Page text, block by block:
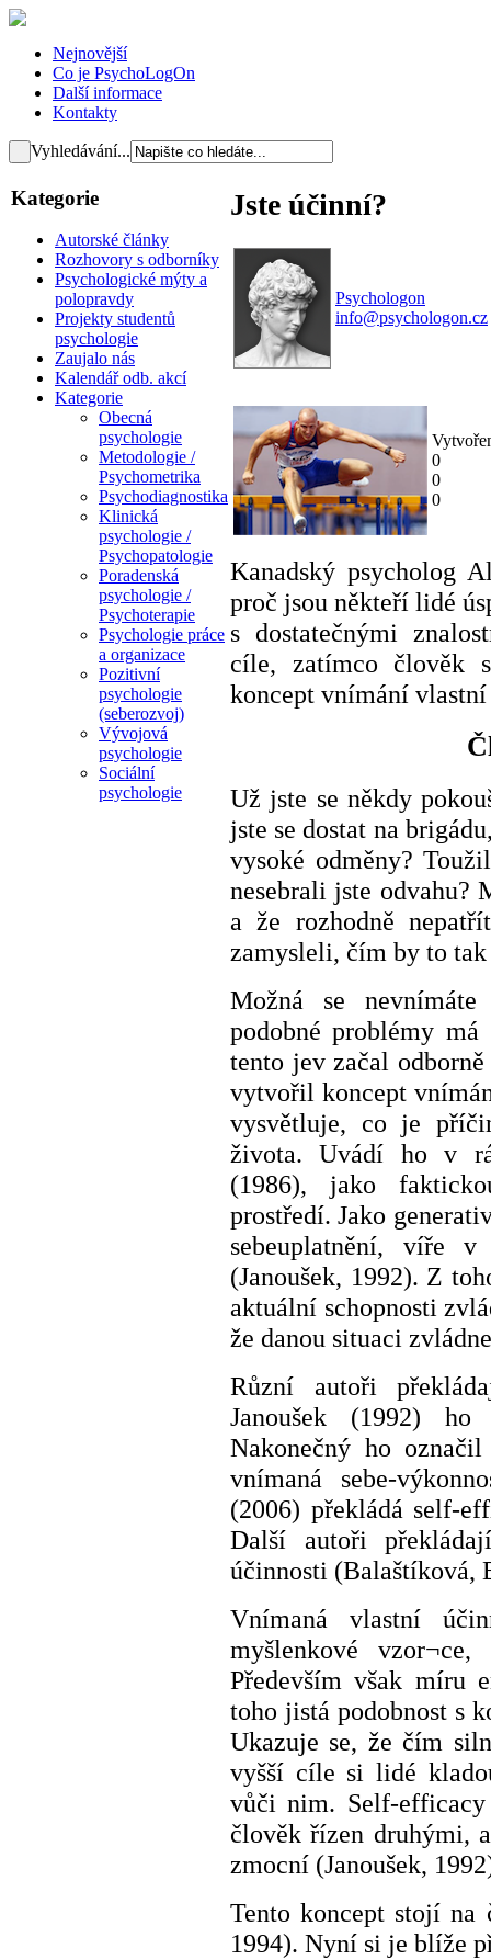
Nejnovější
Co je PsychoLogOn
Další informace
Kontakty
Vyhledávání...
Kategorie
Autorské články
Rozhovory s odborníky
Psychologické mýty a
polopravdy
Projekty studentů
psychologie
Zaujalo nás
Kalendář odb. akcí
Kategorie
Obecná
psychologie
Metodologie /
Psychometrika
Psychodiagnostika
Klinická
psychologie /
Psychopatologie
Poradenská
psychologie /
Psychoterapie
Psychologie práce
a organizace
Pozitivní
psychologie
(seberozvoj)
Vývojová
psychologie
Sociální
psychologie
Jste účinní?
Psychologon
info@psychologon.cz
0
0
0
Kanadský psycholog
proč jsou někteří lidé
s dostatečnými
cíle, zatímco člověk
koncept vnímání
Už jste se někdy
jste se dostat na
vysoké odměny?
nesebrali jste odvahu?
a že rozhodně
zamysleli, čím by to
Možná se
podobné problémy
tento jev začal
vytvořil koncept
vysvětluje, co je
života. Uvádí ho v
(1986), jako
prostředí. Jako
sebeuplatnění, víře
(Janoušek, 1992). Z
aktuální schopnosti
že danou situaci
Různí autoři
Janoušek (1992) ho
Nakonečný ho
vnímaná sebe-
(2006) překládá self-
Další autoři
účinnosti (Balaštíková,
Vnímaná vlastní
myšlenkové
Především však míru
toho jistá podobnost s
Ukazuje se, že čím
vyšší cíle si lidé
vůči nim. Self-
člověk řízen druhými,
zmocní (Janoušek,
Tento koncept stojí na
1994). Nyní si je blíže